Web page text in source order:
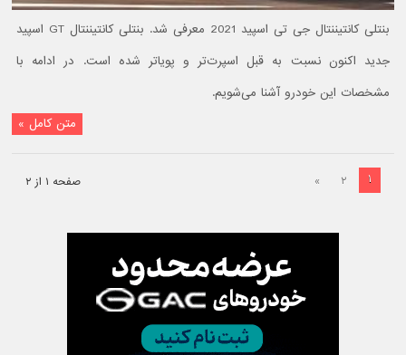
بنتلی کانتیننتال جی تی اسپید 2021 معرفی شد. بنتلی کانتیننتال GT اسپید
جدید اکنون نسبت به قبل اسپرت‌تر و پویاتر شده است. در ادامه با
مشخصات این خودرو آشنا می‌شویم.
متن کامل »
صفحه ۱ از ۲ ۱ ۲ »